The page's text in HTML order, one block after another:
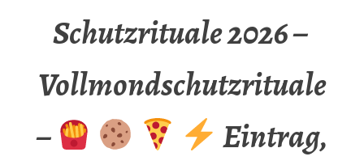
Schutzrituale 2026 –
Vollmondschutzrituale
–
Eintrag,